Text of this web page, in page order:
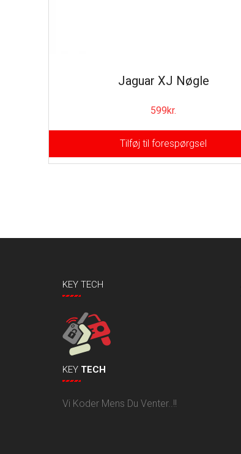
Jaguar XJ Nøgle
599kr.
Tilføj til forespørgsel
KEY TECH
KEY TECH
Vi Koder Mens Du Venter..!!